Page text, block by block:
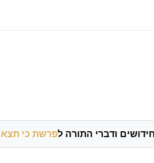
ודברי התורה לפרשת כי תצא